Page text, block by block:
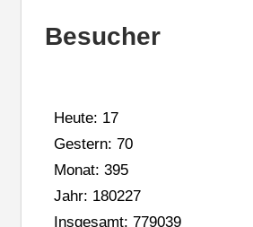
Besucher
Heute: 17
Gestern: 70
Monat: 395
Jahr: 180227
Insgesamt: 779039